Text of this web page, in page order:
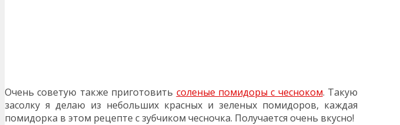
Очень советую также приготовить соленые помидоры с чесноком. Такую
засолку я делаю из небольших красных и зеленых помидоров, каждая
помидорка в этом рецепте с зубчиком чесночка. Получается очень вкусно!